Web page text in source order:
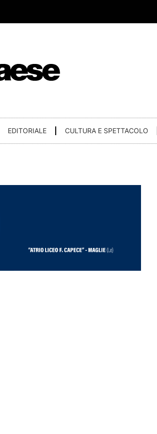
EDITORIALE CULTURA E SPETTACOLO